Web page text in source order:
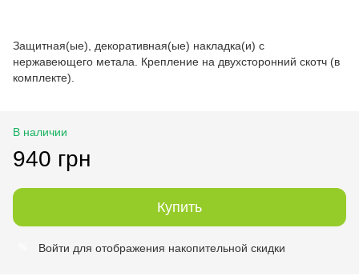
Защитная(ые), декоративная(ые) накладка(и) с
нержавеющего метала. Крепление на двухсторонний скотч (в
комплекте).
В наличии
940 грн
Купить
Войти для отображения накопительной скидки